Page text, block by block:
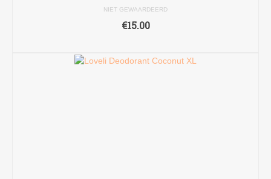
NIET GEWAARDEERD
€15.00